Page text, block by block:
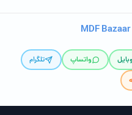
MDF Bazaar
واتساپ
تلگرام